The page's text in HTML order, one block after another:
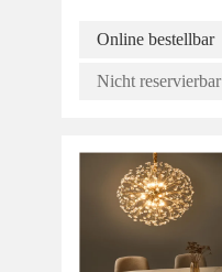
Online bestellbar
Nicht reservierbar